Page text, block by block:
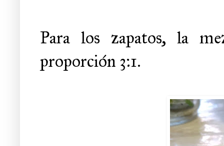
Para los zapatos, la
proporción 3:1.